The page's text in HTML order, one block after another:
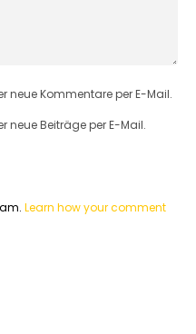
neue Kommentare per E-Mail.
neue Beiträge per E-Mail.
Learn how your comment